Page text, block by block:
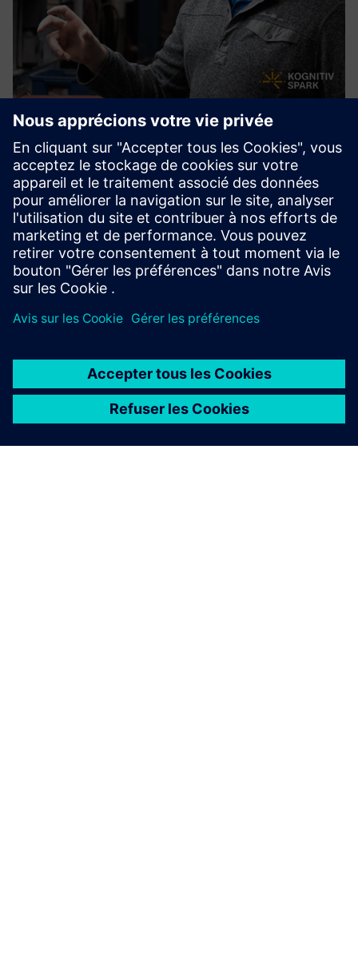
RemoteSpark™
RemoteSpark™ is a mixed reality performance support tool
for deployment on mixed reality headsets including
HoloLens. Workers can instantly access 2D & 3D assets to
support task completion, operational efficiency, and on-
the-job t...
En savoir plus